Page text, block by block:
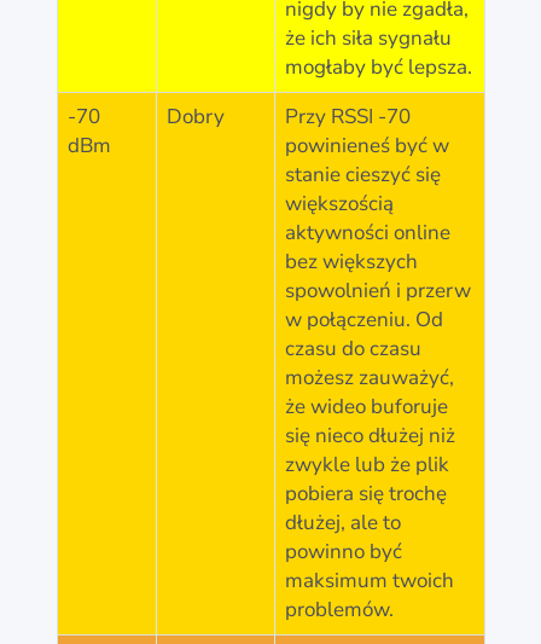
nigdy by nie zgadła,
że ich siła sygnału
mogłaby być lepsza.
-70
dBm
Dobry
Przy RSSI -70
powinieneś być w
stanie cieszyć się
większością
aktywności online
bez większych
spowolnień i przerw
w połączeniu. Od
czasu do czasu
możesz zauważyć,
że wideo buforuje
się nieco dłużej niż
zwykle lub że plik
pobiera się trochę
dłużej, ale to
powinno być
maksimum twoich
problemów.